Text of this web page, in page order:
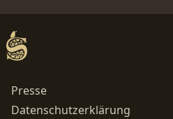
Presse
Datenschutzerklärung